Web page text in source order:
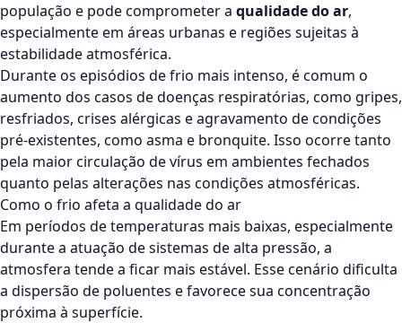
população e pode comprometer a qualidade do ar,
especialmente em áreas urbanas e regiões sujeitas à
estabilidade atmosférica.
Durante os episódios de frio mais intenso, é comum o
aumento dos casos de doenças respiratórias, como gripes,
resfriados, crises alérgicas e agravamento de condições
pré-existentes, como asma e bronquite. Isso ocorre tanto
pela maior circulação de vírus em ambientes fechados
quanto pelas alterações nas condições atmosféricas.
Como o frio afeta a qualidade do ar
Em períodos de temperaturas mais baixas, especialmente
durante a atuação de sistemas de alta pressão, a
atmosfera tende a ficar mais estável. Esse cenário dificulta
a dispersão de poluentes e favorece sua concentração
próxima à superfície.